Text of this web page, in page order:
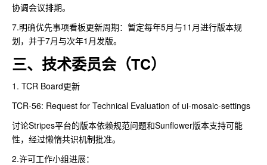
协调会议排期。
7.明确优先事项看板更新周期：暂定每年5月与11月进行版本规
划，并于7月与次年1月发版。
三、技术委员会（TC）
1. TCR Board更新
TCR-56: Request for Technical Evaluation of ui-mosaic-settings
讨论Stripes平台的版本依赖规范问题和Sunflower版本支持可能
性，经过懒惰共识机制批准。
2.许可工作小组进展：